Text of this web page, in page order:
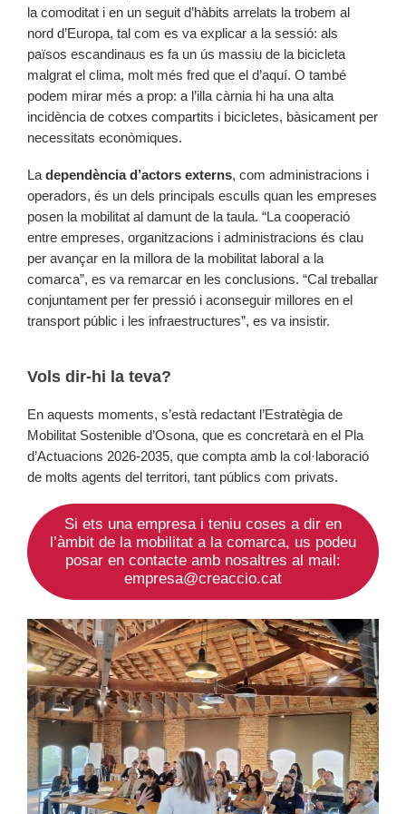
la comoditat i en un seguit d’hàbits arrelats la trobem al
nord d’Europa, tal com es va explicar a la sessió: als
països escandinaus es fa un ús massiu de la bicicleta
malgrat el clima, molt més fred que el d’aquí. O també
podem mirar més a prop: a l’illa càrnia hi ha una alta
incidència de cotxes compartits i bicicletes, bàsicament per
necessitats econòmiques.
La dependència d’actors externs, com administracions i
operadors, és un dels principals esculls quan les empreses
posen la mobilitat al damunt de la taula. “La cooperació
entre empreses, organitzacions i administracions és clau
per avançar en la millora de la mobilitat laboral a la
comarca”, es va remarcar en les conclusions. “Cal treballar
conjuntament per fer pressió i aconseguir millores en el
transport públic i les infraestructures”, es va insistir.
Vols dir-hi la teva?
En aquests moments, s’està redactant l’Estratègia de
Mobilitat Sostenible d’Osona, que es concretarà en el Pla
d’Actuacions 2026-2035, que compta amb la col·laboració
de molts agents del territori, tant públics com privats.
Si ets una empresa i teniu coses a dir en
l’àmbit de la mobilitat a la comarca, us podeu
posar en contacte amb nosaltres al mail:
empresa@creaccio.cat